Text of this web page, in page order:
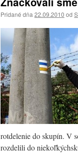
Pridané dňa 22.09.2010 od
rotdelenie do skupín. V
rozdelili do